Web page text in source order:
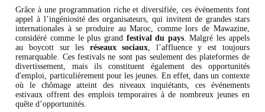
Grâce à une programmation riche et diversifiée, ces événements font
appel à l’ingéniosité des organisateurs, qui invitent de grandes stars
internationales à se produire au Maroc, comme lors de Mawazine,
considéré comme le plus grand festival du pays. Malgré les appels
au boycott sur les réseaux sociaux, l’affluence y est toujours
remarquable. Ces festivals ne sont pas seulement des plateformes de
divertissement, mais ils constituent également des opportunités
d'emploi, particulièrement pour les jeunes. En effet, dans un contexte
où le chômage atteint des niveaux inquiétants, ces événements
estivaux offrent des emplois temporaires à de nombreux jeunes en
quête d’opportunités.